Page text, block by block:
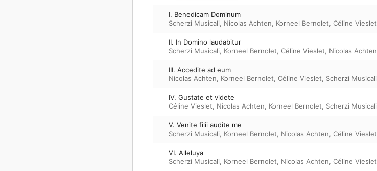
I. Benedicam Dominum
Scherzi Musicali, Nicolas Achten, Korneel Bernolet, Céline Vieslet
II. In Domino laudabitur
Scherzi Musicali, Korneel Bernolet, Céline Vieslet, Nicolas Achten
III. Accedite ad eum
Nicolas Achten, Korneel Bernolet, Céline Vieslet, Scherzi Musicali
IV. Gustate et videte
Céline Vieslet, Nicolas Achten, Korneel Bernolet, Scherzi Musicali
V. Venite filii audite me
Scherzi Musicali, Korneel Bernolet, Nicolas Achten, Céline Vieslet
VI. Alleluya
Scherzi Musicali, Korneel Bernolet, Nicolas Achten, Céline Vieslet